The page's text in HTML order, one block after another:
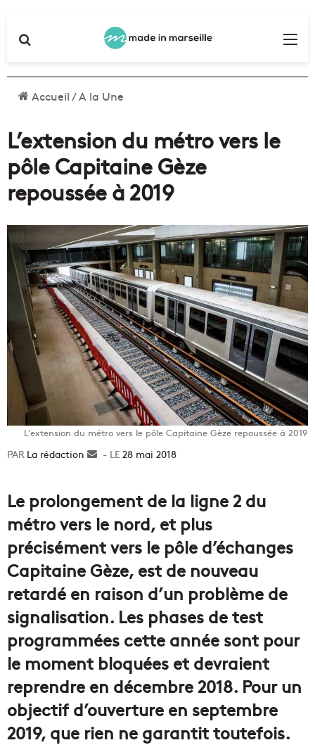
Accueil/A la Une
L’extension du métro vers le
pôle Capitaine Gèze
repoussée à 2019
L’extension du métro vers le pôle Capitaine Gèze repoussée à 2019
La rédaction
Envoyer28 mai 2018
Le prolongement de la ligne 2 du
métro vers le nord, et plus
précisément vers le pôle d’échanges
Capitaine Gèze, est de nouveau
retardé en raison d’un problème de
signalisation. Les phases de test
programmées cette année sont pour
le moment bloquées et devraient
reprendre en décembre 2018. Pour un
objectif d’ouverture en septembre
2019, que rien ne garantit toutefois.